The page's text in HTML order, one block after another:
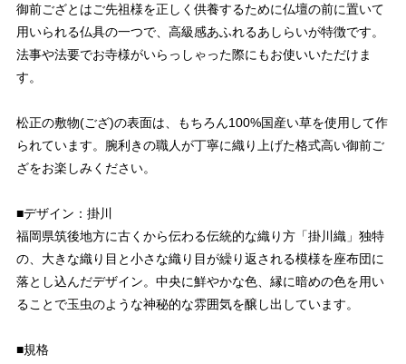
御前ござとはご先祖様を正しく供養するために仏壇の前に置いて
用いられる仏具の一つで、高級感あふれるあしらいが特徴です。
法事や法要でお寺様がいらっしゃった際にもお使いいただけま
す。
松正の敷物(ござ)の表面は、もちろん100%国産い草を使用して作
られています。腕利きの職人が丁寧に織り上げた格式高い御前ご
ざをお楽しみください。
■デザイン：掛川
福岡県筑後地方に古くから伝わる伝統的な織り方「掛川織」独特
の、大きな織り目と小さな織り目が繰り返される模様を座布団に
落とし込んだデザイン。中央に鮮やかな色、縁に暗めの色を用い
ることで玉虫のような神秘的な雰囲気を醸し出しています。
■規格